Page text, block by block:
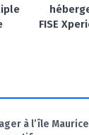
FISE
à l’île